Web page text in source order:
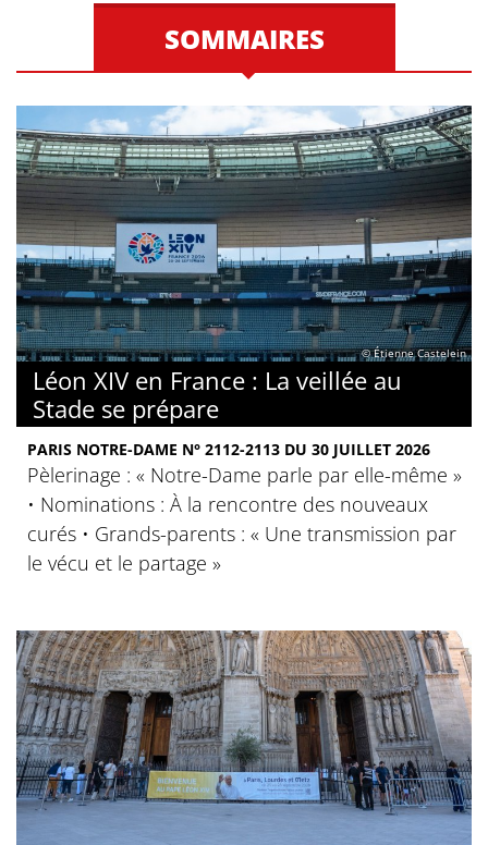
SOMMAIRES
© Étienne Castelein
Léon XIV en France : La veillée au
Stade se prépare
PARIS NOTRE-DAME N° 2112-2113 DU 30 JUILLET 2026
Pèlerinage : « Notre-Dame parle par elle-même »
• Nominations : À la rencontre des nouveaux
curés • Grands-parents : « Une transmission par
le vécu et le partage »